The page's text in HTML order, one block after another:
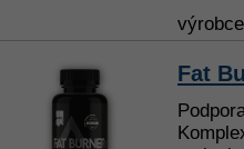
Fat